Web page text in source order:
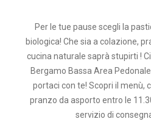
Per le tue pause scegli la
biologica! Che sia a colazione,
cucina naturale saprà stupirti !
Bergamo Bassa Area
portaci con te! Scopri il menù,
pranzo da asporto entro le
servizio di